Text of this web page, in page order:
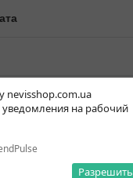
nevisshop.com.ua
уведомления на рабочий
Разрешить
маркетплейсі